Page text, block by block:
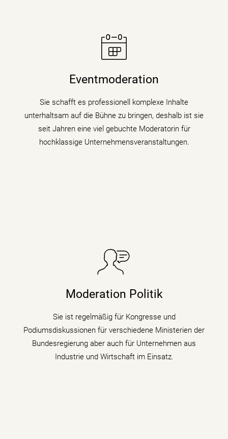
Eventmoderation
Sie schafft es professionell komplexe Inhalte
unterhaltsam auf die Bühne zu bringen, deshalb ist sie
seit Jahren eine viel gebuchte Moderatorin für
hochklassige Unternehmensveranstaltungen.
Moderatorin Christiane Stein verbindet charmant und
unterhaltsam Nachrichtenkompetenz mit den Themen
mehr erfahren
Moderation Politik
Sie ist regelmäßig für Kongresse und
Podiumsdiskussionen für verschiedene Ministerien der
Bundesregierung aber auch für Unternehmen aus
Industrie und Wirtschaft im Einsatz.
Sie taucht in Podiumsdiskussionen, Symposien und
Moderatorin die digitale Transformation indem sie den
mehr erfahren